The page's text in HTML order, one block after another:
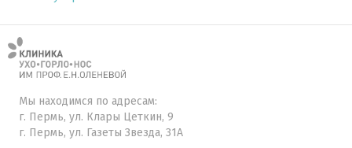
Мы находимся по адресам:
г. Пермь, ул. Клары Цеткин, 9
г. Пермь, ул. Газеты Звезда, 31А